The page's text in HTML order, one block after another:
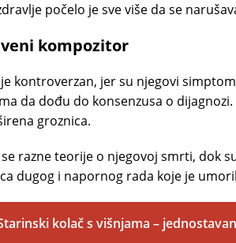
počelo je sve više da se
kompozitor
kontroverzan, jer su njegovi
da dođu do konsenzusa o
groznica.
razne teorije o njegovoj smrti, dok
dugog i napornog rada koje je
kolač s višnjama –